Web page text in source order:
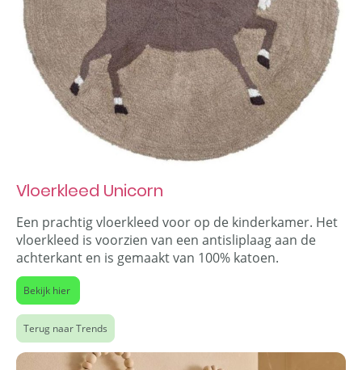
Vloerkleed Unicorn
Een prachtig vloerkleed voor op de kinderkamer. Het
vloerkleed is voorzien van een antisliplaag aan de
achterkant en is gemaakt van 100% katoen.
Bekijk hier
Terug naar Trends